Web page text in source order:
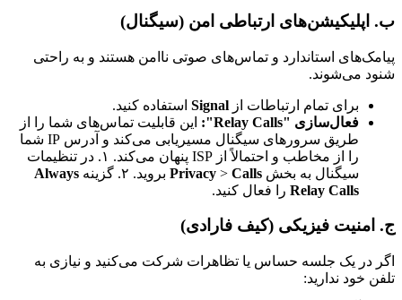
ب. اپلیکیشن‌های ارتباطی امن (سیگنال)
پیامک‌های استاندارد و تماس‌های صوتی ناامن هستند و به راحتی
شنود می‌شوند.
برای تمام ارتباطات از Signal استفاده کنید.
فعال‌سازی "Relay Calls":
این قابلیت تماس‌های شما را از
طریق سرورهای سیگنال مسیریابی می‌کند و آدرس IP شما
را از مخاطب و احتمالاً از ISP پنهان می‌کند. ۱. در تنظیمات
سیگنال به بخش
Privacy > Calls بروید. ۲. گزینه
Always
Relay Calls را فعال کنید.
ج. امنیت فیزیکی (کیف فارادی)
اگر در یک جلسه حساس یا تظاهرات شرکت می‌کنید و نیازی به
تلفن خود ندارید: